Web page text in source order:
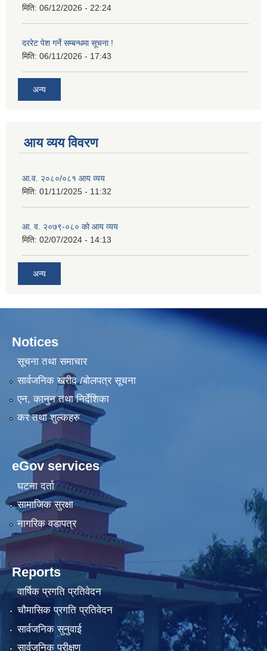
मिति: 06/12/2026 - 22:24
दररेट पेश गर्ने सम्बन्धमा सूचना !
मिति: 06/11/2026 - 17:43
अन्य
आय व्यय विवरण
आ.व. २०८०/०८१ आय व्यय
मिति: 01/11/2025 - 11:32
आ. व. २०७९-०८० को आय व्यय
मिति: 02/07/2024 - 14:13
अन्य
Notices
सूचना तथा समाचार
सार्वजनिक खरीद /बोलपत्र सूचना
एन, कानुन तथा निर्देशिका
कर तथा शुल्कहरु
eGov services
घटना दर्ता
सामाजिक सुरक्षा
नागरिक वडापत्र
Reports
वार्षिक प्रगति प्रतिवेदन
चौमासिक प्रगति प्रतिवेदन
सार्वजनिक सुनुवाई
सार्वजनिक परीक्षण